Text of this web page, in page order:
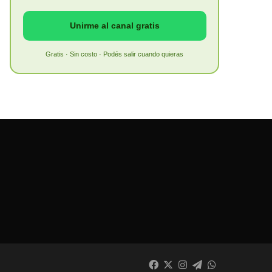
Unirme al canal gratis
Gratis · Sin costo · Podés salir cuando quieras
Facebook
X Instagram
Telegram